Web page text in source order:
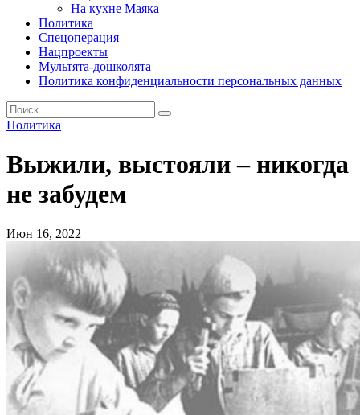
На кухне Маяка
Политика
Спецоперация
Нацпроекты
Мультята-дошколята
Политика конфиденциальности персональных данных
Политика
Выжили, выстояли – никогда
не забудем
Июн 16, 2022